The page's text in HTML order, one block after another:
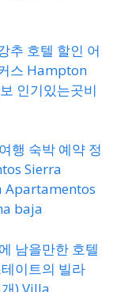
추 호텔 할인 어
스 Hampton
인기있는곳비
행 숙박 예약 정
Sierra
Apartamentos
baja
남을만한 호텔
이트의 빌라
) Villa